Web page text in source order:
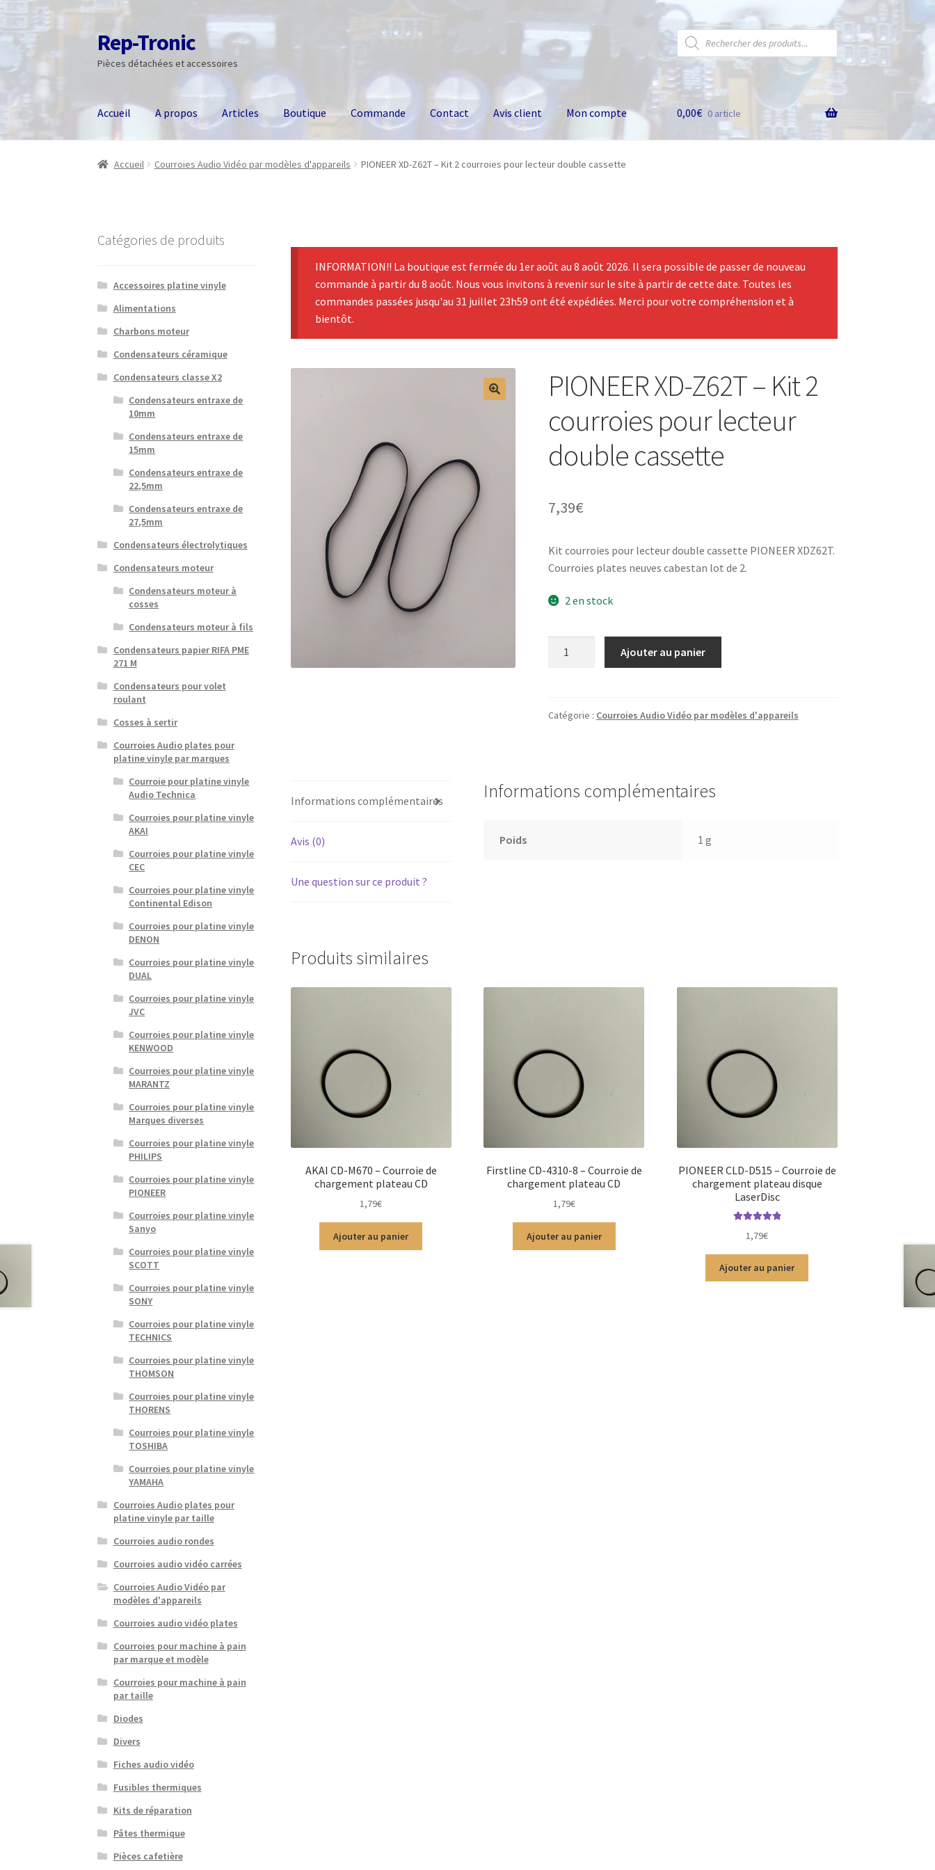
Aller
à
la
Aller
au
contenu
Rep-Tronic
Pièces détachées et accessoires
Recherche
de
produits
Accueil A propos Articles Boutique Commande Contact Avis client Mon compte 0,00€ 0 article
Accueil Courroies Audio Vidéo par modèles d'appareils PIONEER XD-Z62T – Kit 2 courroies pour lecteur double cassette
INFORMATION!! La boutique est fermée du 1er août au 8 août 2026. Il sera possible de passer de nouveau
commande à partir du 8 août. Nous vous invitons à revenir sur le site à partir de cette date. Toutes les
commandes passées jusqu'au 31 juillet 23h59 ont été expédiées. Merci pour votre compréhension et à
bientôt.
PIONEER XD-Z62T – Kit 2
courroies pour lecteur
double cassette
7,39€
Kit courroies pour lecteur double cassette PIONEER XDZ62T.
Courroies plates neuves cabestan lot de 2.
2 en stock
Z62T
courroies
pour
Ajouter au panier
Catégorie : Courroies Audio Vidéo par modèles d'appareils
Informations complémentaires
Avis (0)
Une question sur ce produit ?
Informations complémentaires
Poids 1 g
Produits similaires
AKAI CD-M670 – Courroie de
chargement plateau CD
1,79€
Ajouter au panier
Firstline CD-4310-8 – Courroie de
chargement plateau CD
1,79€
Ajouter au panier
PIONEER CLD-D515 – Courroie de
chargement plateau disque
LaserDisc
5
1,79€
Ajouter au panier
Catégories de produits
Accessoires platine vinyle
Alimentations
Charbons moteur
Condensateurs céramique
Condensateurs classe X2
Condensateurs entraxe de
10mm
Condensateurs entraxe de
15mm
Condensateurs entraxe de
22,5mm
Condensateurs entraxe de
27,5mm
Condensateurs électrolytiques
Condensateurs moteur
Condensateurs moteur à
cosses
Condensateurs moteur à fils
Condensateurs papier RIFA PME
271 M
Condensateurs pour volet
roulant
Cosses à sertir
Courroies Audio plates pour
platine vinyle par marques
Courroie pour platine vinyle
Audio Technica
Courroies pour platine vinyle
AKAI
Courroies pour platine vinyle
CEC
Courroies pour platine vinyle
Continental Edison
Courroies pour platine vinyle
DENON
Courroies pour platine vinyle
DUAL
Courroies pour platine vinyle
JVC
Courroies pour platine vinyle
KENWOOD
Courroies pour platine vinyle
MARANTZ
Courroies pour platine vinyle
Marques diverses
Courroies pour platine vinyle
PHILIPS
Courroies pour platine vinyle
PIONEER
Courroies pour platine vinyle
Sanyo
Courroies pour platine vinyle
SCOTT
Courroies pour platine vinyle
SONY
Courroies pour platine vinyle
TECHNICS
Courroies pour platine vinyle
THOMSON
Courroies pour platine vinyle
THORENS
Courroies pour platine vinyle
TOSHIBA
Courroies pour platine vinyle
YAMAHA
Courroies Audio plates pour
platine vinyle par taille
Courroies audio rondes
Courroies audio vidéo carrées
Courroies Audio Vidéo par
modèles d'appareils
Courroies audio vidéo plates
Courroies pour machine à pain
par marque et modèle
Courroies pour machine à pain
par taille
Diodes
Divers
Fiches audio vidéo
Fusibles thermiques
Kits de réparation
Pâtes thermique
Pièces cafetière